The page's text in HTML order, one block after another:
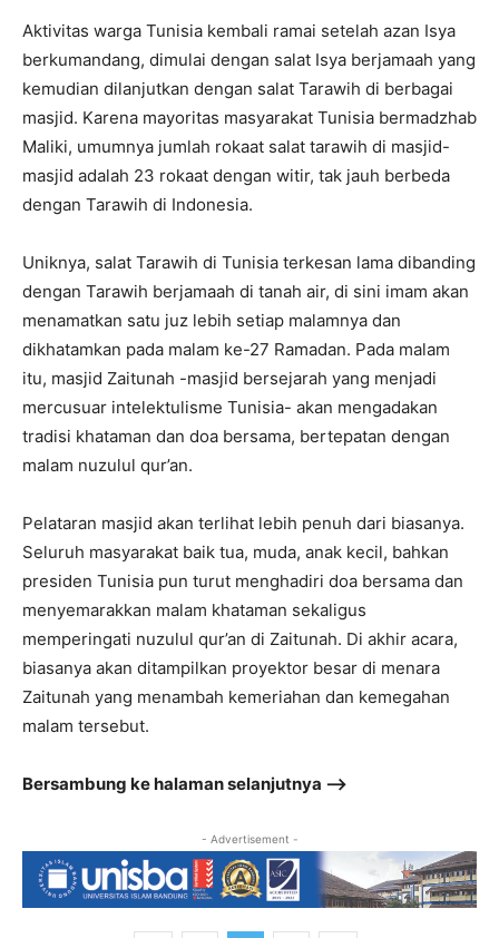
Aktivitas warga Tunisia kembali ramai setelah azan Isya
berkumandang, dimulai dengan salat Isya berjamaah yang
kemudian dilanjutkan dengan salat Tarawih di berbagai
masjid. Karena mayoritas masyarakat Tunisia bermadzhab
Maliki, umumnya jumlah rokaat salat tarawih di masjid-
masjid adalah 23 rokaat dengan witir, tak jauh berbeda
dengan Tarawih di Indonesia.
Uniknya, salat Tarawih di Tunisia terkesan lama dibanding
dengan Tarawih berjamaah di tanah air, di sini imam akan
menamatkan satu juz lebih setiap malamnya dan
dikhatamkan pada malam ke-27 Ramadan. Pada malam
itu, masjid Zaitunah -masjid bersejarah yang menjadi
mercusuar intelektulisme Tunisia- akan mengadakan
tradisi khataman dan doa bersama, bertepatan dengan
malam nuzulul qur’an.
Pelataran masjid akan terlihat lebih penuh dari biasanya.
Seluruh masyarakat baik tua, muda, anak kecil, bahkan
presiden Tunisia pun turut menghadiri doa bersama dan
menyemarakkan malam khataman sekaligus
memperingati nuzulul qur’an di Zaitunah. Di akhir acara,
biasanya akan ditampilkan proyektor besar di menara
Zaitunah yang menambah kemeriahan dan kemegahan
malam tersebut.
Bersambung ke halaman selanjutnya –>
- Advertisement -